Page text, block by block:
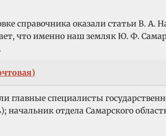
справочника оказали статьи В. А.
что именно наш земляк Ю. Ф.
главные специалисты
начальник отдела Самарского